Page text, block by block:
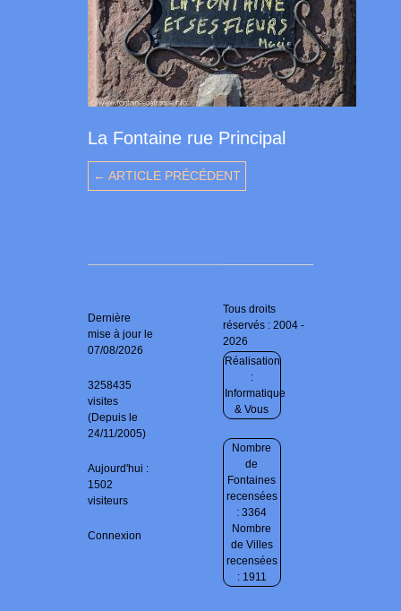
La Fontaine rue Principal
← ARTICLE PRÉCÉDENT
Dernière
mise à jour le
07/08/2026
3258435
visites
(Depuis le
24/11/2005)
Aujourd'hui :
1502
visiteurs
Connexion
Tous droits
réservés : 2004 -
2026
Réalisation
:
Informatique
& Vous
Nombre
de
Fontaines
recensées
: 3364
Nombre
de Villes
recensées
: 1911